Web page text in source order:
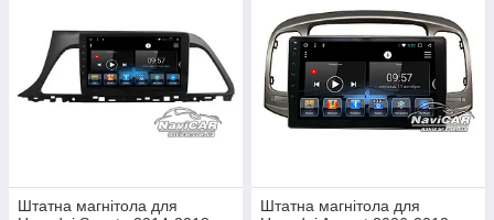
Штатна магнітола для
Штатна магнітола для